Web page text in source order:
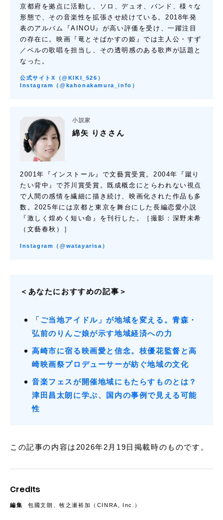
京都府を拠点に活動し、ソロ、デュオ、バンド、様々な
形態で、その音楽性を拡張させ続けている。2018年発
表のアルバム『AINOU』が高い評価を受け、一躍注目
の存在に。映画『竜とそばかすの姫』では主人公・すず
／ベルの歌唱を担当し、その透明感のある歌声が話題と
なった。
公式サイト X（@KIKI_526）
Instagram（@kahonakamura_info）
小説家
綿矢 りささん
2001年『インストール』で文藝賞受賞。2004年『蹴り
たい背中』で芥川賞受賞。既成概念にとらわれない視点
で人間の感情を繊細に描き続け、映画化された作品も多
数。2025年には京都と東京を舞台にした長編恋愛小説
『激しく煌めく短い命』を刊行した。［撮影：深野未希
（文藝春秋）］
Instagram（@watayarisa）
＜あなたにおすすめの記事＞
「ご当地アイドル」が地域を変える。青森・
弘前のりんご娘が示す地域経済への力
高崎市に宿る映画愛と信念。枝優花監督と高
崎映画祭プロデューサーが紡ぐ地域の文化
音楽フェスが開催地域にもたらすものとは？
津田昌太朗に学ぶ、国内の事例で見える可能
性
この記事の内容は2026年2月19日掲載時のものです。
Credits
編集 包國文朗、牧之瀬裕加（CINRA, Inc.）